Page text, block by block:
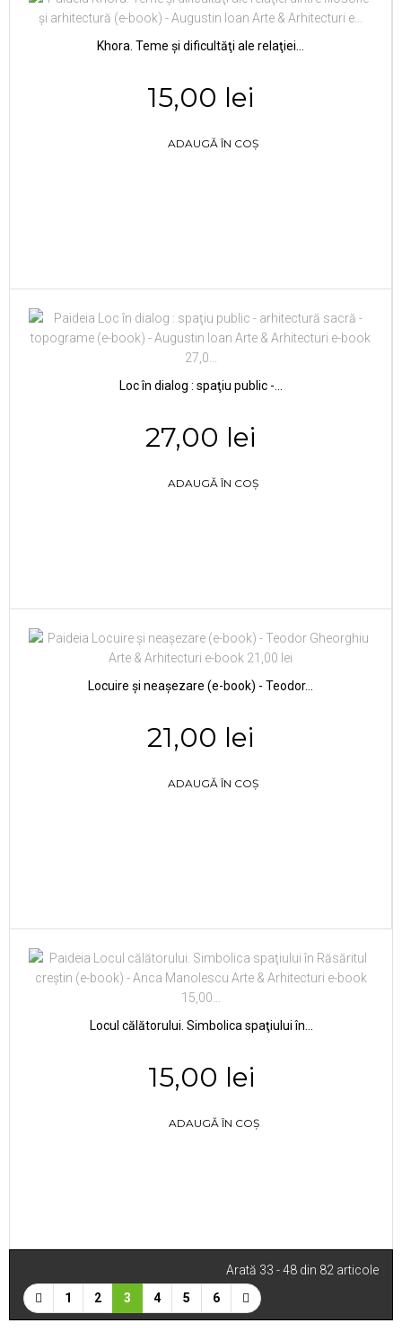
Khora. Teme şi dificultăţi ale relaţiei...
15,00 lei
ADAUGĂ ÎN COȘ
Loc în dialog : spaţiu public -...
27,00 lei
ADAUGĂ ÎN COȘ
Locuire şi neaşezare (e-book) - Teodor...
21,00 lei
ADAUGĂ ÎN COȘ
Locul călătorului. Simbolica spaţiului în...
15,00 lei
ADAUGĂ ÎN COȘ
Arată 33 - 48 din 82 articole
1
2 3 4 5 6